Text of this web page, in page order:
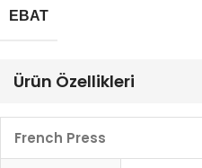
EBAT
Ürün Özellikleri
French Press